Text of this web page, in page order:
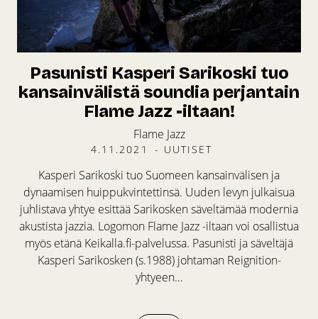
Pasunisti Kasperi Sarikoski tuo
kansainvälistä soundia perjantain
Flame Jazz -iltaan!
Flame Jazz
4.11.2021 - UUTISET
Kasperi Sarikoski tuo Suomeen kansainvälisen ja
dynaamisen huippukvintettinsä. Uuden levyn julkaisua
juhlistava yhtye esittää Sarikosken säveltämää modernia
akustista jazzia. Logomon Flame Jazz -iltaan voi osallistua
myös etänä Keikalla.fi-palvelussa. Pasunisti ja säveltäjä
Kasperi Sarikosken (s.1988) johtaman Reignition-
yhtyeen…